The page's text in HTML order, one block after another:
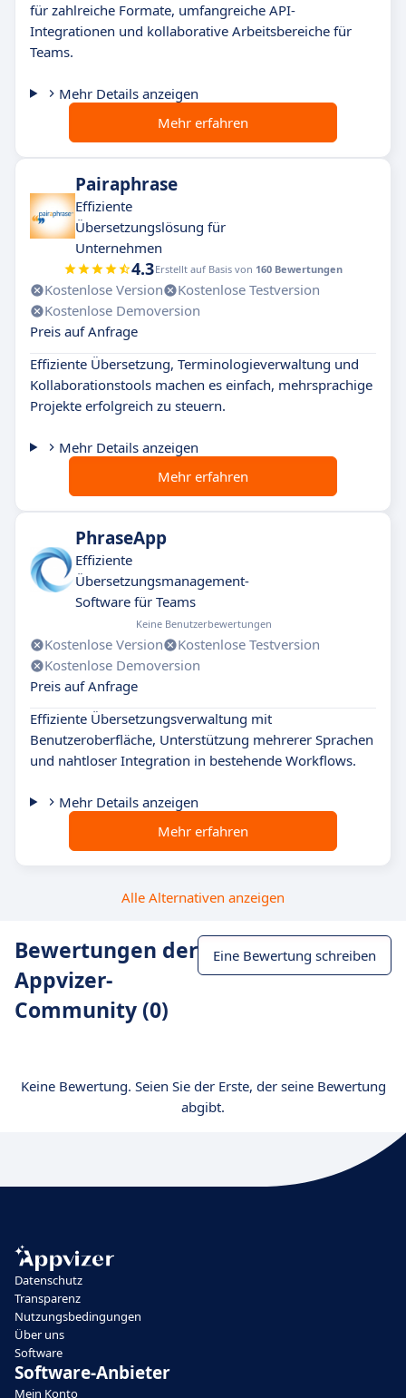
für zahlreiche Formate, umfangreiche API-
Integrationen und kollaborative Arbeitsbereiche für
Teams.
Mehr Details anzeigen
Mehr erfahren
Pairaphrase
Effiziente
Übersetzungslösung für
Unternehmen
4.3Erstellt auf Basis von 160 Bewertungen
Kostenlose Version
Kostenlose Testversion
Kostenlose Demoversion
Preis auf Anfrage
Effiziente Übersetzung, Terminologieverwaltung und
Kollaborationstools machen es einfach, mehrsprachige
Projekte erfolgreich zu steuern.
Mehr Details anzeigen
Mehr erfahren
PhraseApp
Effiziente
Übersetzungsmanagement-
Software für Teams
Keine Benutzerbewertungen
Kostenlose Version
Kostenlose Testversion
Kostenlose Demoversion
Preis auf Anfrage
Effiziente Übersetzungsverwaltung mit
Benutzeroberfläche, Unterstützung mehrerer Sprachen
und nahtloser Integration in bestehende Workflows.
Mehr Details anzeigen
Mehr erfahren
Alle Alternativen anzeigen
Bewertungen der
Appvizer-
Community (0)
Eine Bewertung schreiben
Keine Bewertung. Seien Sie der Erste, der seine Bewertung
abgibt.
Datenschutz
Transparenz
Nutzungsbedingungen
Über uns
Software
Software-Anbieter
Mein Konto